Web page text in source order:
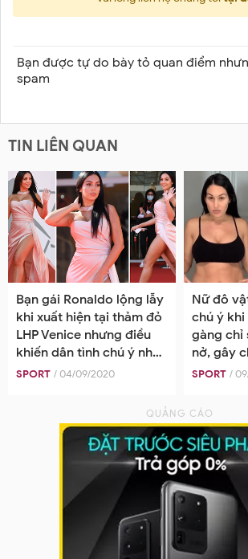
Bạn được tự do bày tỏ quan điểm
spam
TIN LIÊN QUAN
Bạn gái Ronaldo lộng lẫy
khi xuất hiện tại thảm đỏ
LHP Venice nhưng điều
khiến dân tình chú ý nhất
lại nằm ở bàn tay cô
SPORT / 04/09/2020
Nữ đô
chú ý
gàng chỉ
nở, gây
vòng 2
SPORT /